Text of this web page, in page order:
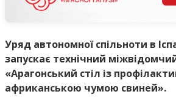
Уряд автономної спільноти в
запускає технічний
«Арагонський стіл із
африканською чумою свиней».